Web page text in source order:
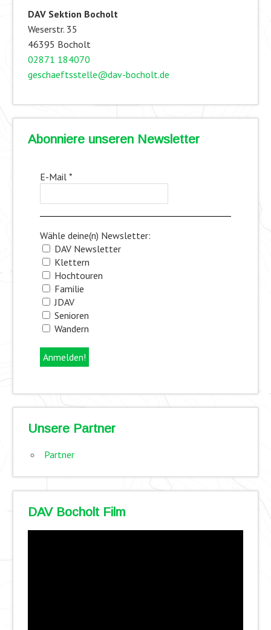
DAV Sektion Bocholt
Weserstr. 35
46395 Bocholt
02871 184070
geschaeftsstelle@dav-bocholt.de
Abonniere unseren Newsletter
E-Mail *
Wähle deine(n) Newsletter:
DAV Newsletter
Klettern
Hochtouren
Familie
JDAV
Senioren
Wandern
Unsere Partner
Partner
DAV Bocholt Film